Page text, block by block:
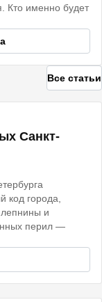
Кто именно будет
Все статьи
Санкт-
код города,
лепнины и
перил —